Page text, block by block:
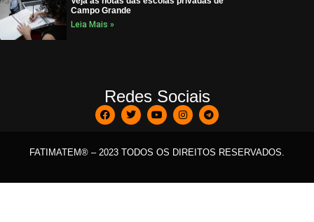
Campo Grande
Leia Mais »
Redes Sociais
FATIMATEM® – 2023 TODOS OS DIREITOS RESERVADOS.